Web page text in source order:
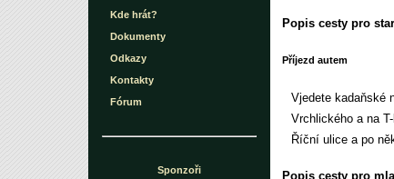
Kde hrát?
Dokumenty
Odkazy
Kontakty
Fórum
Sponzoři
Popis cesty pro
Příjezd autem
Vjedete kadaňské
Vrchlického a na
Říční ulice a po
Popis cesty pro